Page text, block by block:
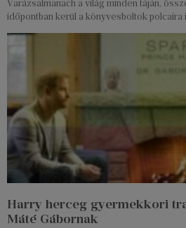
Varázsalmanach a világ minden táján,
időpontban kerül a könyvesboltok polcaira
Harry herceg gyermekkori
Máté Gábornak